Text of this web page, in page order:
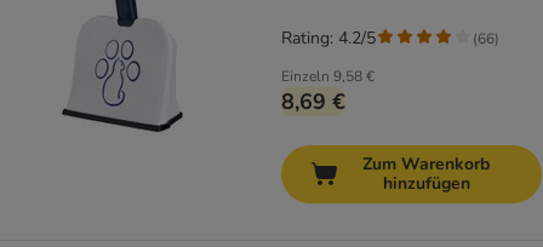
Einzeln 9,58 €
8,69 €
Rating: 4.2/5 (66)
Zum Warenkorb
hinzufügen